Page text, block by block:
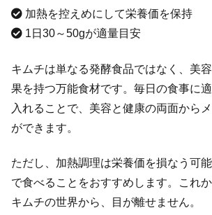
加熱を控えめにして栄養価を保持
1日30～50gが適量目安
キムチは単なる発酵食品ではなく、美
果を持つ万能食材です。毎日の食事に
入れることで、美容と健康の両面から
ができます。
ただし、加熱調理は栄養価を損なう可
で食べることをおすすめします。これ
キムチの世界から、目が離せません。